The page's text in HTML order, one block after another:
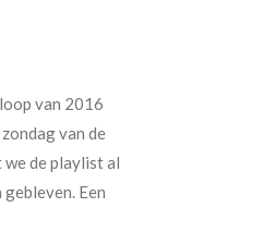
van 2016
zondag van de
we de playlist al
Een